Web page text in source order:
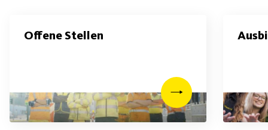
Offene Stellen